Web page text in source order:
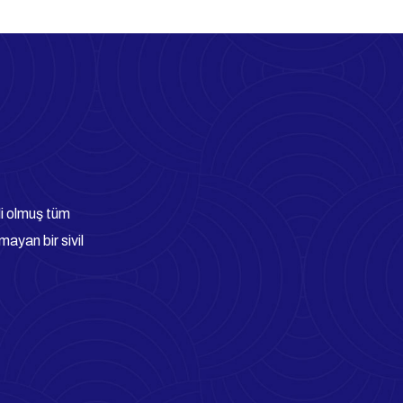
olmuş tüm
bir sivil